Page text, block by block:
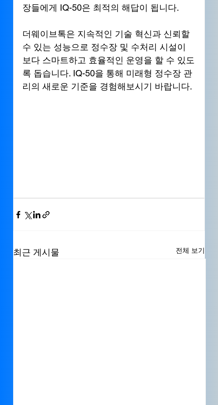
장들에게 IQ-50은 최적의 해답이 됩니다.
더웨이브톡은 지속적인 기술 혁신과 신뢰할
수 있는 성능으로 정수장 및 수처리 시설이
보다 스마트하고 효율적인 운영을 할 수 있도
록 돕습니다. IQ-50을 통해 미래형 정수장 관
리의 새로운 기준을 경험해보시기 바랍니다.
최근 게시물 전체 보기